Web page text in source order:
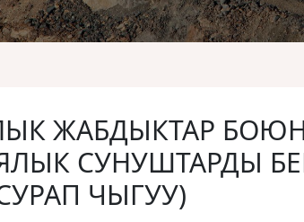
ЖАБДЫКТАР
СУНУШТАРДЫ
ЧЫГУУ)